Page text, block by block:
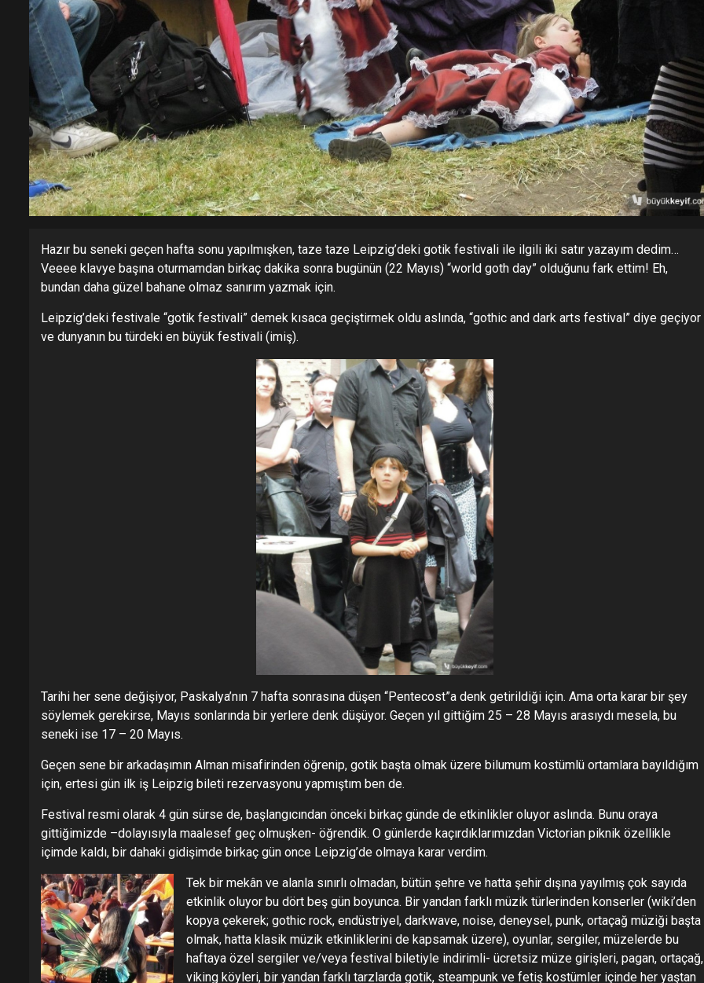
Hazır bu seneki geçen hafta sonu yapılmışken, taze taze Leipzig’deki gotik festivali ile ilgili iki satır yazayım dedim…
Veeee klavye başına oturmamdan birkaç dakika sonra bugünün (22 Mayıs) “world goth day” olduğunu fark ettim! Eh,
bundan daha güzel bahane olmaz sanırım yazmak için.
Leipzig’deki festivale “gotik festivali” demek kısaca geçiştirmek oldu aslında, “gothic and dark arts festival” diye geçiyor
ve dunyanın bu türdeki en büyük festivali (imiş).
Tarihi her sene değişiyor, Paskalya’nın 7 hafta sonrasına düşen “Pentecost”a denk getirildiği için. Ama orta karar bir şey
söylemek gerekirse, Mayıs sonlarında bir yerlere denk düşüyor. Geçen yıl gittiğim 25 – 28 Mayıs arasıydı mesela, bu
seneki ise 17 – 20 Mayıs.
Geçen sene bir arkadaşımın Alman misafirinden öğrenip, gotik başta olmak üzere bilumum kostümlü ortamlara bayıldığım
için, ertesi gün ilk iş Leipzig bileti rezervasyonu yapmıştım ben de.
Festival resmi olarak 4 gün sürse de, başlangıcından önceki birkaç günde de etkinlikler oluyor aslında. Bunu oraya
gittiğimizde –dolayısıyla maalesef geç olmuşken- öğrendik. O günlerde kaçırdıklarımızdan Victorian piknik özellikle
içimde kaldı, bir dahaki gidişimde birkaç gün once Leipzig’de olmaya karar verdim.
Tek bir mekân ve alanla sınırlı olmadan, bütün şehre ve hatta şehir dışına yayılmış çok sayıda
etkinlik oluyor bu dört beş gün boyunca. Bir yandan farklı müzik türlerinden konserler (wiki’den
kopya çekerek; gothic rock, endüstriyel, darkwave, noise, deneysel, punk, ortaçağ müziği başta
olmak, hatta klasik müzik etkinliklerini de kapsamak üzere), oyunlar, sergiler, müzelerde bu
haftaya özel sergiler ve/veya festival biletiyle indirimli- ücretsiz müze girişleri, pagan, ortaçağ,
viking köyleri, bir yandan farklı tarzlarda gotik, steampunk ve fetiş kostümler içinde her yaştan